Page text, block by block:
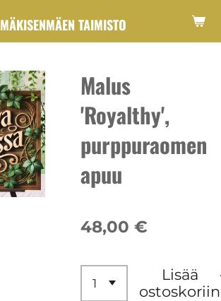
MÄKISENMÄEN TAIMISTO
Malus
'Royalthy',
purppuraomen
apuu
48,00 €
Lisää
ostoskoriin